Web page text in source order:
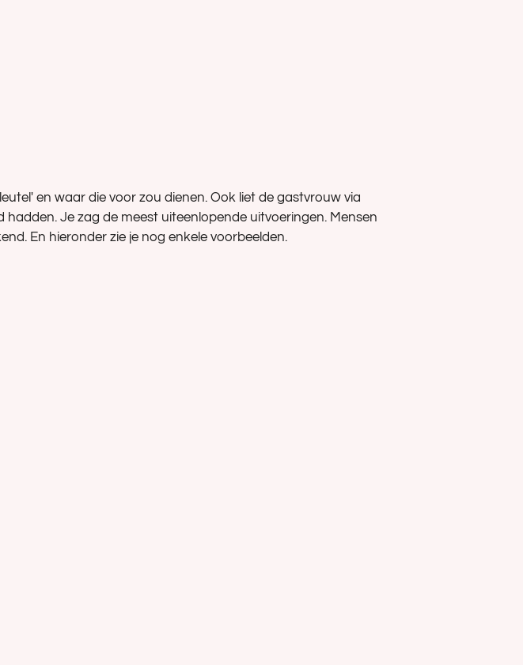
en waar die voor zou dienen. Ook liet de gastvrouw via
Je zag de meest uiteenlopende uitvoeringen. Mensen
En hieronder zie je nog enkele voorbeelden.